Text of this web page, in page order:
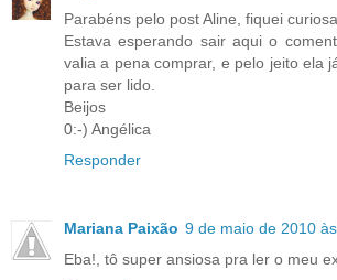
Parabéns pelo post Aline, fiquei
Estava esperando sair aqui o
valia a pena comprar, e pelo jeito ela
para ser lido.
Beijos
0:-) Angélica
Responder
Mariana Paixão 9 de maio de 2010
Eba!, tô super ansiosa pra ler o meu